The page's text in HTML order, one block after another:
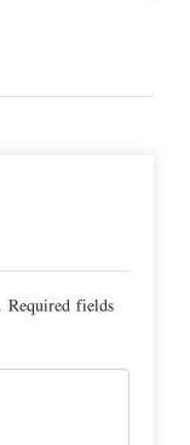
Required fields